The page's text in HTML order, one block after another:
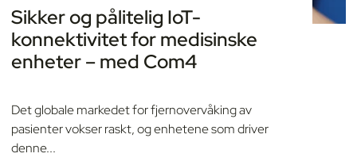
Sikker og pålitelig IoT-
konnektivitet for medisinske
enheter – med Com4
Det globale markedet for fjernovervåking av
pasienter vokser raskt, og enhetene som driver
denne...